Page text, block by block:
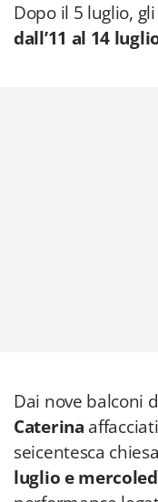
Dopo il 5 luglio,
dall’11 al 14
Dai nove balconi
Caterina
seicentesca
luglio e